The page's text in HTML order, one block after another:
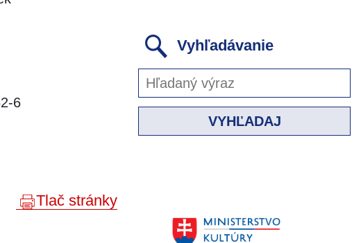
6
Tlač stránky
Vyhľadávanie
VYHĽADAJ